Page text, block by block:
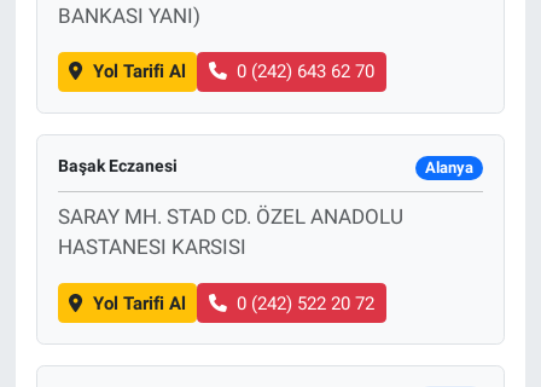
BANKASI YANI)
Yol Tarifi Al 0 (242) 643 62 70
Başak Eczanesi Alanya
SARAY MH. STAD CD. ÖZEL ANADOLU
HASTANESI KARSISI
Yol Tarifi Al 0 (242) 522 20 72